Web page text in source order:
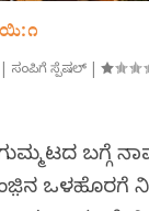
ಸಂಪಿಗೆ ಸ್ಪೆಷಲ್ |
ಬಗ್ಗೆ
ಒಳಹೊರಗೆ